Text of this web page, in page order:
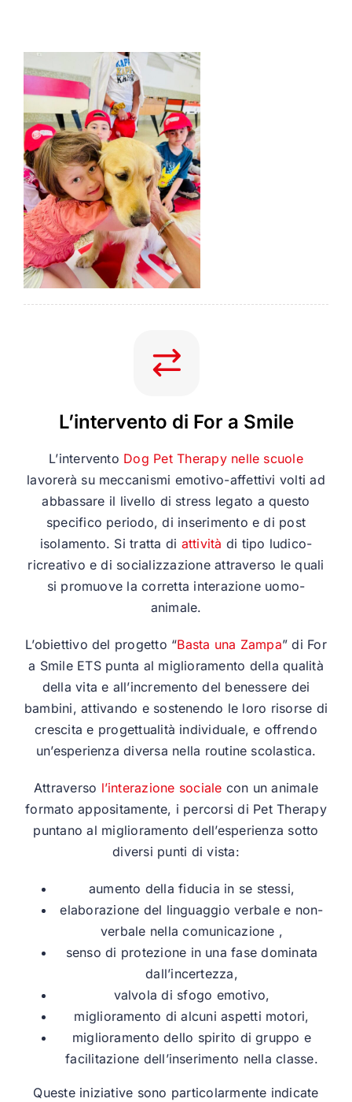
L’intervento di For a Smile
L’intervento Dog Pet Therapy nelle scuole
lavorerà su meccanismi emotivo-affettivi volti ad
abbassare il livello di stress legato a questo
specifico periodo, di inserimento e di post
isolamento. Si tratta di attività di tipo ludico-
ricreativo e di socializzazione attraverso le quali
si promuove la corretta interazione uomo-
animale.
L’obiettivo del progetto “Basta una Zampa” di For
a Smile ETS punta al miglioramento della qualità
della vita e all’incremento del benessere dei
bambini, attivando e sostenendo le loro risorse di
crescita e progettualità individuale, e offrendo
un’esperienza diversa nella routine scolastica.
Attraverso l’interazione sociale con un animale
formato appositamente, i percorsi di Pet Therapy
puntano al miglioramento dell’esperienza sotto
diversi punti di vista:
aumento della fiducia in se stessi,
elaborazione del linguaggio verbale e non-
verbale nella comunicazione ,
senso di protezione in una fase dominata
dall’incertezza,
valvola di sfogo emotivo,
miglioramento di alcuni aspetti motori,
miglioramento dello spirito di gruppo e
facilitazione dell’inserimento nella classe.
Queste iniziative sono particolarmente indicate